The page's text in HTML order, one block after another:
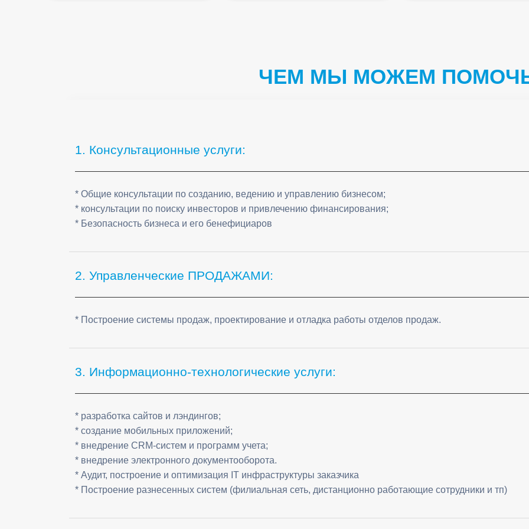
ЧЕМ МЫ МОЖЕМ
1. Консультационные услуги:
* Общие консультации по созданию, ведению и управлению бизнесом;
* консультации по поиску инвесторов и привлечению финансирования;
* Безопасность бизнеса и его бенефициаров
2. Управленческие ПРОДАЖАМИ:
* Построение системы продаж, проектирование и отладка работы отделов продаж.
3. Информационно-технологические услуги:
* разработка сайтов и лэндингов;
* создание мобильных приложений;
* внедрение CRM-систем и программ учета;
* внедрение электронного документооборота.
* Аудит, построение и оптимизация IT инфраструктуры заказчика
* Построение разнесенных систем (филиальная сеть, дистанционно работающие сотрудники и тп)